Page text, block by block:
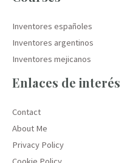
Inventores españoles
Inventores argentinos
Inventores mejicanos
Enlaces de interés
Contact
About Me
Privacy Policy